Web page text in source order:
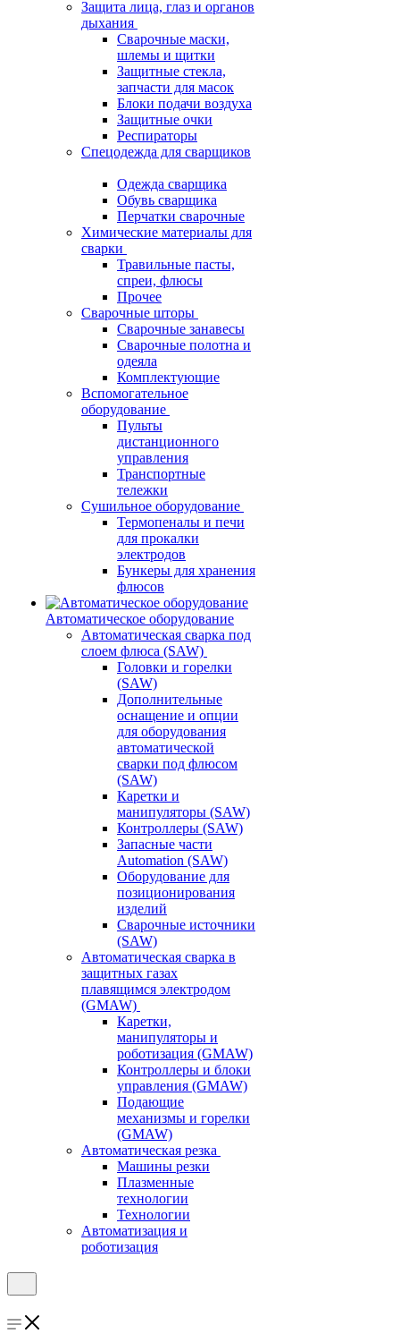
Защита лица, глаз и органов
дыхания
Сварочные маски,
шлемы и щитки
Защитные стекла,
запчасти для масок
Блоки подачи воздуха
Защитные очки
Респираторы
Спецодежда для сварщиков
Одежда сварщика
Обувь сварщика
Перчатки сварочные
Химические материалы для
сварки
Травильные пасты,
спреи, флюсы
Прочее
Сварочные шторы
Сварочные занавесы
Сварочные полотна и
одеяла
Комплектующие
Вспомогательное
оборудование
Пульты
дистанционного
управления
Транспортные
тележки
Сушильное оборудование
Термопеналы и печи
для прокалки
электродов
Бункеры для хранения
флюсов
Автоматическое оборудование
Автоматическая сварка под
слоем флюса (SAW)
Головки и горелки
(SAW)
Дополнительные
оснащение и опции
для оборудования
автоматической
сварки под флюсом
(SAW)
Каретки и
манипуляторы (SAW)
Контроллеры (SAW)
Запасные части
Automation (SAW)
Оборудование для
позиционирования
изделий
Сварочные источники
(SAW)
Автоматическая сварка в
защитных газах
плавящимся электродом
(GMAW)
Каретки,
манипуляторы и
роботизация (GMAW)
Контроллеры и блоки
управления (GMAW)
Подающие
механизмы и горелки
(GMAW)
Автоматическая резка
Машины резки
Плазменные
технологии
Технологии
Автоматизация и
роботизация